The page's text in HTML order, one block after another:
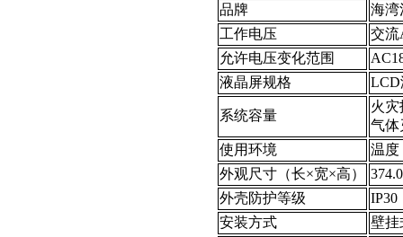
品牌
海湾
工作电压
交流
允许电压变化范围
液晶屏规格
LCD
系统容量
火灾
气体
使用环境
温度
外观尺寸（长×宽×高）
外壳防护等级
IP30
安装方式
壁挂